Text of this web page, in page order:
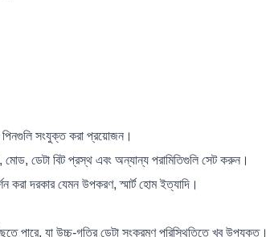
পিনগুলি সংযুক্ত করা প্রয়োজন।
ডেটা বিট প্রস্থ এবং অন্যান্য পরামিতিগুলি সেট করুন।
দরকার যেমন উপকরণ, স্মার্ট হোম ইত্যাদি।
পারে, যা উচ্চ-গতির ডেটা সংক্রমণ পরিস্থিতিতে খুব উপযুক্ত।